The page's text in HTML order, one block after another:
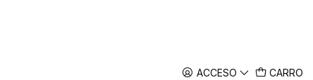
ACCESO CARRO